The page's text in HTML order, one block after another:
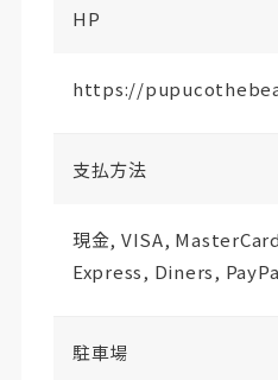
HP
https://
支払方法
現金, VISA,
Express, Diners,
駐車場